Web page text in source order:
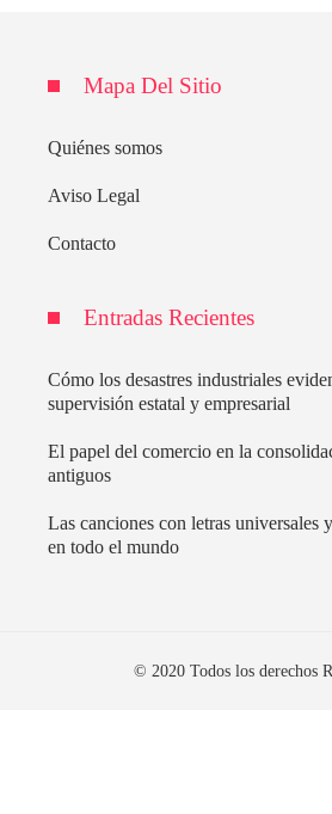
Mapa Del Sitio
Quiénes somos
Aviso Legal
Contacto
Entradas Recientes
Cómo los desastres industriales
supervisión estatal y empresarial
El papel del comercio en la
antiguos
Las canciones con letras universales
en todo el mundo
© 2020 Todos los derechos